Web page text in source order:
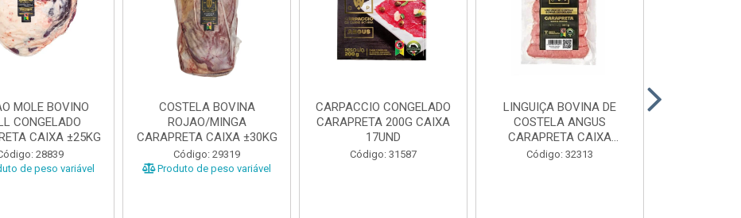
MOLE BOVINO
CONGELADO
CAIXA ±25KG
28839
de peso variável
COSTELA BOVINA
ROJAO/MINGA
CARAPRETA CAIXA ±30KG
Código: 29319
Produto de peso variável
CARPACCIO CONGELADO
CARAPRETA 200G CAIXA
17UND
Código: 31587
LINGUIÇA BOVINA DE
COSTELA ANGUS
CARAPRETA CAIXA
24X300G
Código: 32313